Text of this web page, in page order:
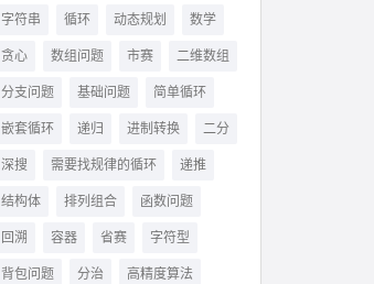
字符串 循环 动态规划
数学
贪心
数组问题 市赛
二维数组
分支问题
基础问题
简单循环
嵌套循环
递归 进制转换
二分
深搜
需要找规律的循环
递推
结构体
排列组合
函数问题
回溯
容器 省赛
字符型
背包问题
分治
高精度算法